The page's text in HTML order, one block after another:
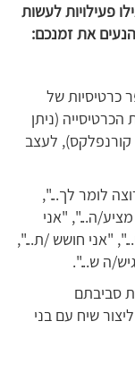
פעילויות לעשות
את זמנכם:
כרטיסיות של
(ניתן
לעצב
לומר לך...",
ה...", "אני
"אני חושש /ת...",
ה ש...".
סביבתם
שיח עם בני